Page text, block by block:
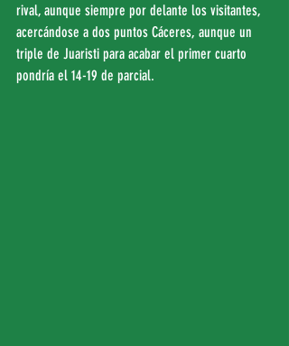
rival, aunque siempre por delante los visitantes,
acercándose a dos puntos Cáceres, aunque un
triple de Juaristi para acabar el primer cuarto
pondría el 14-19 de parcial.